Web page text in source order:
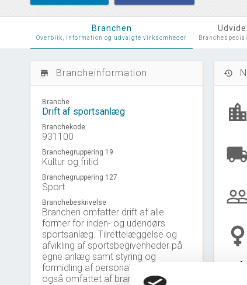
Branchen
Overblik, information og udvalgte virksomheder
store_mall_directory Brancheinformation
Branche
Drift af sportsanlæg
Branchekode
931100
Branchegruppering 19
Kultur og fritid
Branchegruppering 127
Sport
Branchebeskrivelse
Branchen omfatter drift af alle
former for inden- og udendørs
sportsanlæg. Tilrettelæggelse og
afvikling af sportsbegivenheder på
egne anlæg samt styring og
formidling af personale til driften er
også omfattet af branchen.
history
location_city
Gå